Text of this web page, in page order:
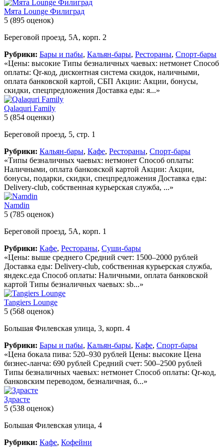
Мята Lounge Филиград
5 (895 оценок)
Береговой проезд, 5А, корп. 2
Рубрики: Бары и пабы, Кальян-бары, Рестораны, Спорт-бары
«Цены: высокие Типы безналичных чаевых: нетмонет Способ
оплаты: Qr-код, дисконтная система скидок, наличными,
оплата банковской картой, СБП Акции: Акции, бонусы,
скидки, спецпредложения Доставка еды: я...»
Qalaquri Family
5 (854 оценки)
Береговой проезд, 5, стр. 1
Рубрики: Кальян-бары, Кафе, Рестораны, Спорт-бары
«Типы безналичных чаевых: нетмонет Способ оплаты:
Наличными, оплата банковской картой Акции: Акции,
бонусы, подарки, скидки, спецпредложения Доставка еды:
Delivery-club, собственная курьерская служба, ...»
Namdin
5 (785 оценок)
Береговой проезд, 5А, корп. 1
Рубрики: Кафе, Рестораны, Суши-бары
«Цены: выше среднего Средний счет: 1500–2000 рублей
Доставка еды: Delivery-club, собственная курьерская служба,
яндекс.еда Способ оплаты: Наличными, оплата банковской
картой Типы безналичных чаевых: sb...»
Tangiers Lounge
5 (568 оценок)
Большая Филевская улица, 3, корп. 4
Рубрики: Бары и пабы, Кальян-бары, Кафе, Спорт-бары
«Цена бокала пива: 520–930 рублей Цены: высокие Цена
бизнес-ланча: 690 рублей Средний счет: 500–2500 рублей
Типы безналичных чаевых: нетмонет Способ оплаты: Qr-код,
банковским переводом, безналичная, б...»
Здрасте
5 (538 оценок)
Большая Филевская улица, 4
Рубрики: Кафе, Кофейни